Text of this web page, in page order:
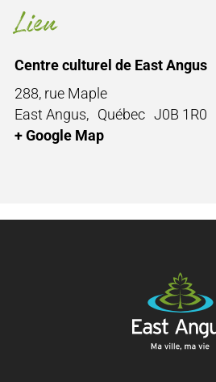
Lieu
Centre culturel de East Angus
288, rue Maple
East Angus, Québec J0B 1R0
+ Google Map